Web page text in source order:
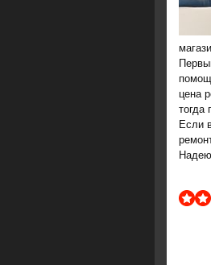
цена
тогда
Если